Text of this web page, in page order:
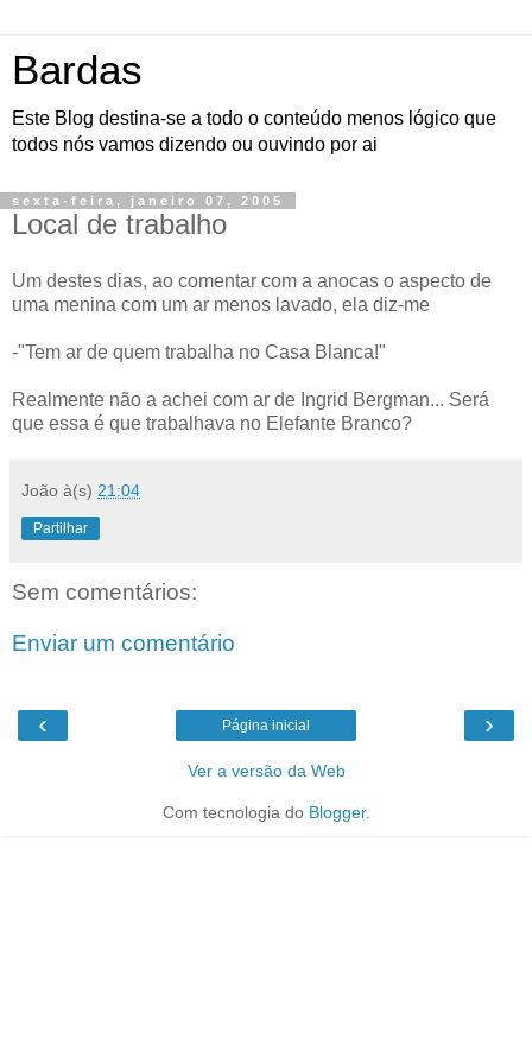
Bardas
Este Blog destina-se a todo o conteúdo menos lógico que
todos nós vamos dizendo ou ouvindo por ai
sexta-feira, janeiro 07, 2005
Local de trabalho
Um destes dias, ao comentar com a anocas o aspecto de
uma menina com um ar menos lavado, ela diz-me
-"Tem ar de quem trabalha no Casa Blanca!"
Realmente não a achei com ar de Ingrid Bergman... Será
que essa é que trabalhava no Elefante Branco?
João à(s) 21:04
Partilhar
Sem comentários:
Enviar um comentário
‹ ›
Página inicial
Ver a versão da Web
Com tecnologia do Blogger.